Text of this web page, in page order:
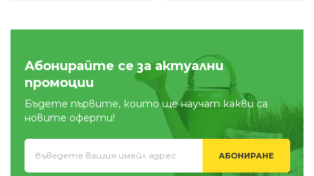
Абонирайте се за актуални
промоции
Бъдете първите, които ще научат какви са
новите оферти!
АБОНИРАНЕ